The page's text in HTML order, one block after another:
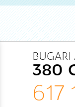
380
617